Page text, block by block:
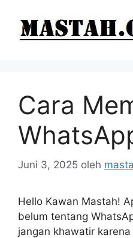
Cara
Juni 3, 2025 oleh
Hello Kawan Mastah!
belum tentang
jangan khawatir